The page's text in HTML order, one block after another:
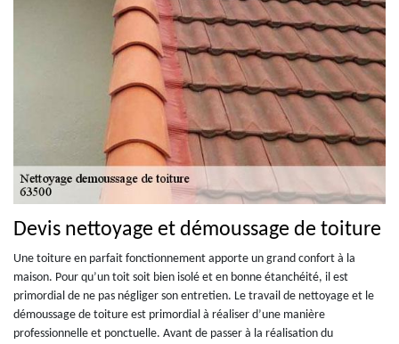
Devis nettoyage et démoussage de toiture
Une toiture en parfait fonctionnement apporte un grand confort à la
maison. Pour qu’un toit soit bien isolé et en bonne étanchéité, il est
primordial de ne pas négliger son entretien. Le travail de nettoyage et le
démoussage de toiture est primordial à réaliser d’une manière
professionnelle et ponctuelle. Avant de passer à la réalisation du